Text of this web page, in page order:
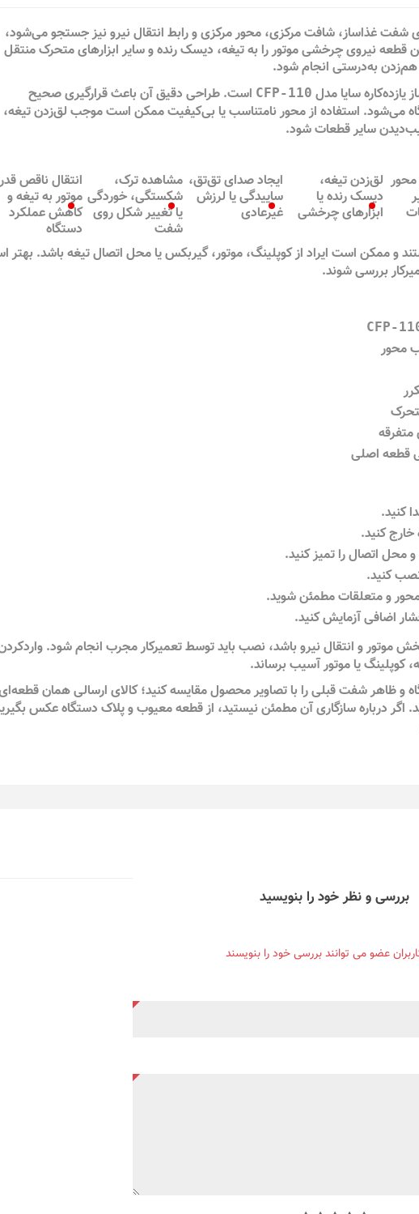
شفت غذاساز، شافت مرکزی، محور مرکزی و رابط انتقال نیرو نیز جستجو می‌شود،
نیروی چرخشی موتور را به تیغه، دیسک رنده و سایر ابزارهای متحرک منتقل
هم‌زدن به‌درستی انجام شود.
سایا مدل CFP-110 است. طراحی دقیق آن باعث قرارگیری صحیح
می‌شود. استفاده از محور نامتناسب یا بی‌کیفیت ممکن است موجب لق‌زدن تیغه،
سایر قطعات شود.
لق‌زدن تیغه،
دیسک رنده یا
ابزارهای چرخشی
ایجاد صدای تق‌تق،
ساییدگی یا لرزش
غیرعادی
مشاهده ترک،
شکستگی، خوردگی
یا تغییر شکل روی
شفت
انتقال ناقص
موتور به تیغه و
کاهش عملکرد
دستگاه
و ممکن است ایراد از کوپلینگ، موتور، گیربکس یا محل اتصال تیغه باشد. بهتر
بررسی شوند.
CFP-
محور
قطعه اصلی
کنید.
کنید.
محل اتصال را تمیز کنید.
کنید.
و متعلقات مطمئن شوید.
اضافی آزمایش کنید.
موتور و انتقال نیرو باشد، نصب باید توسط تعمیرکار مجرب انجام شود.
یا موتور آسیب برساند.
ظاهر شفت قبلی را با تصاویر محصول مقایسه کنید؛ کالای ارسالی همان
سازگاری آن مطمئن نیستید، از قطعه معیوب و پلاک دستگاه عکس
بررسی و نظر خود را بنویسید
عضو می توانند بررسی خود را بنویسند